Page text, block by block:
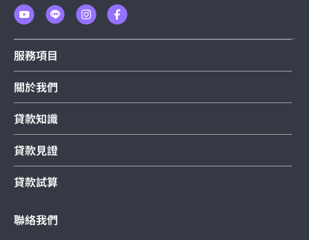
服務項目
關於我們
貸款知識
貸款見證
貸款試算
聯絡我們